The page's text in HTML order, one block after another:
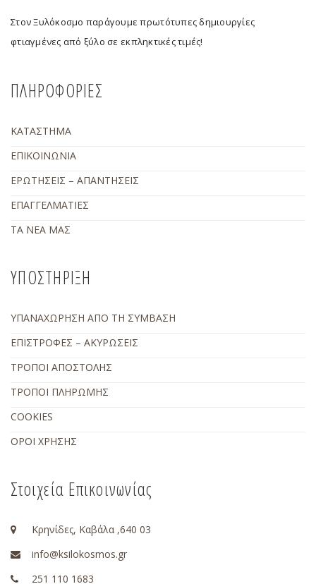
Στον Ξυλόκοσμο παράγουμε πρωτότυπες δημιουργίες
φτιαγμένες από ξύλο σε εκπληκτικές τιμές!
ΠΛΗΡΟΦΟΡΙΕΣ
ΚΑΤΑΣΤΗΜΑ
ΕΠΙΚΟΙΝΩΝΙΑ
ΕΡΩΤΗΣΕΙΣ – ΑΠΑΝΤΗΣΕΙΣ
ΕΠΑΓΓΕΛΜΑΤΙΕΣ
ΤΑ ΝΕΑ ΜΑΣ
ΥΠΟΣΤΗΡΙΞΗ
ΥΠΑΝΑΧΩΡΗΣΗ ΑΠΟ ΤΗ ΣΥΜΒΑΣΗ
ΕΠΙΣΤΡΟΦΕΣ – ΑΚΥΡΩΣΕΙΣ
ΤΡΟΠΟΙ ΑΠΟΣΤΟΛΗΣ
ΤΡΟΠΟΙ ΠΛΗΡΩΜΗΣ
COOKIES
ΟΡΟΙ ΧΡΗΣΗΣ
Στοιχεία Επικοινωνίας
Κρηνίδες, Καβάλα ,640 03
info@ksilokosmos.gr
251 110 1683